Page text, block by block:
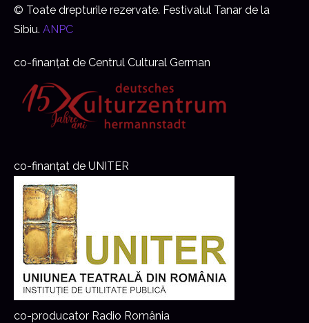
© Toate drepturile rezervate. Festivalul Tanar de la
Sibiu. ANPC
co-finanțat de Centrul Cultural German
co-finanțat de UNITER
co-producator Radio România